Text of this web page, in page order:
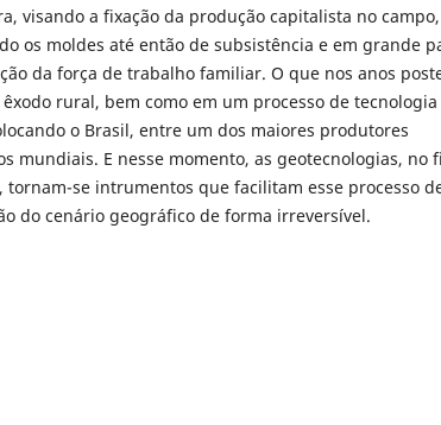
visando a fixação da produção capitalista no campo,
os moldes até então de subsistência e em grande
da força de trabalho familiar. O que nos anos
rural, bem como em um processo de tecnologia
o Brasil, entre um dos maiores produtores
mundiais. E nesse momento, as geotecnologias, no
tornam-se intrumentos que facilitam esse processo
do cenário geográfico de forma irreversível.